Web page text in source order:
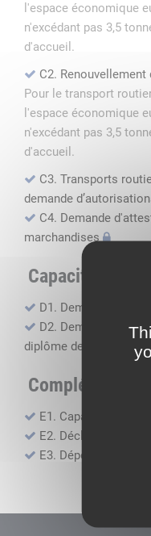
l'espace économique
n'excédant pas 3,5
d'accueil.
C2.
Pour le transport
l'espace économique
n'excédant pas 3,5
d'accueil.
C3. Transports
demande
C4. Demande
marchandises
Capacité
D1. Demande
D2. Demande de
diplôme de capacité
Compléments,
E1. Capacité
E2. Déclaration de
E3. Dépôt des